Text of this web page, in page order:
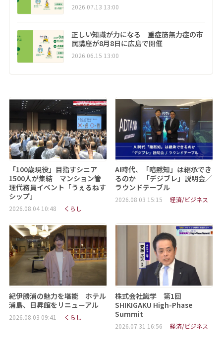
2026.07.13 13:00
正しい知識が力になる 重症筋無力症の市
民講座が8月8日に広島で開催
2026.06.15 13:00
「100歳現役」目指すシニア
1500人が集結 マンション管
理代務員イベント「うぇるねす
シップ」
2026.08.04 10:48 くらし
AI時代、「暗黙知」は継承でき
るのか 「デジブレ」説明会／
ラウンドテーブル
2026.08.03 15:15 経済/ビジネス
紀伊勝浦の魅力を堪能 ホテル
浦島、日昇館をリニューアル
2026.08.03 09:41 くらし
株式会社識学 第1回
SHIKIGAKU High-Phase
Summit
2026.07.31 16:56 経済/ビジネス